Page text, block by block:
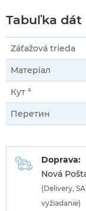
Tabuľka dát
Záťažová trieda
Матеріал
Кут °
Перетин
Doprava:
Nová
(Delivery,
vyžiadanie)